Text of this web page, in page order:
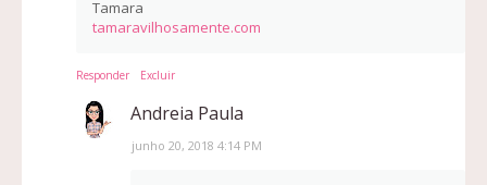
Tamara
tamaravilhosamente.com
Responder Excluir
Andreia Paula
junho 20, 2018 4:14 PM